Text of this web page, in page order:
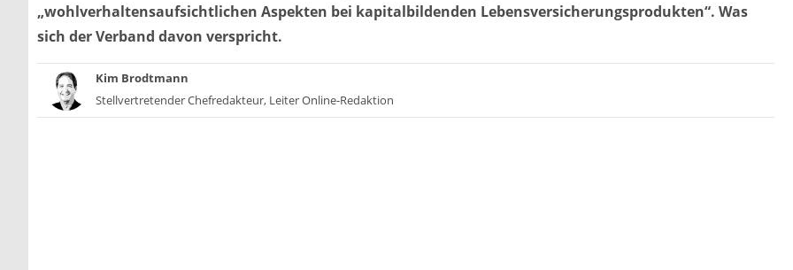
„wohlverhaltensaufsichtlichen Aspekten bei kapitalbildenden Lebensversicherungsprodukten“. Was
sich der Verband davon verspricht.
Kim Brodtmann
Stellvertretender Chefredakteur, Leiter Online-Redaktion